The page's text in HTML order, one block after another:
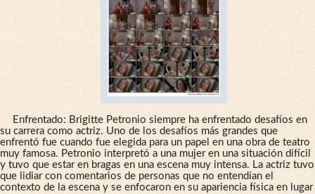
Enfrentado: Brigitte Petronio siempre ha enfrentado desafíos en
su carrera como actriz. Uno de los desafíos más grandes que
enfrentó fue cuando fue elegida para un papel en una obra de teatro
muy famosa. Petronio interpretó a una mujer en una situación difícil
y tuvo que estar en bragas en una escena muy intensa. La actriz tuvo
que lidiar con comentarios de personas que no entendían el
contexto de la escena y se enfocaron en su apariencia física en lugar